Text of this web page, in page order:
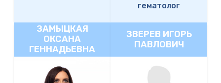
гематолог
ЗАМЫЦКАЯ
ОКСАНА
ГЕННАДЬЕВНА
ЗВЕРЕВ ИГОРЬ
ПАВЛОВИЧ